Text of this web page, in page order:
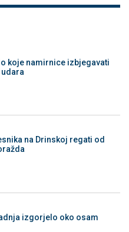
koje namirnice izbjegavati
na Drinskoj regati od
izgorjelo oko osam